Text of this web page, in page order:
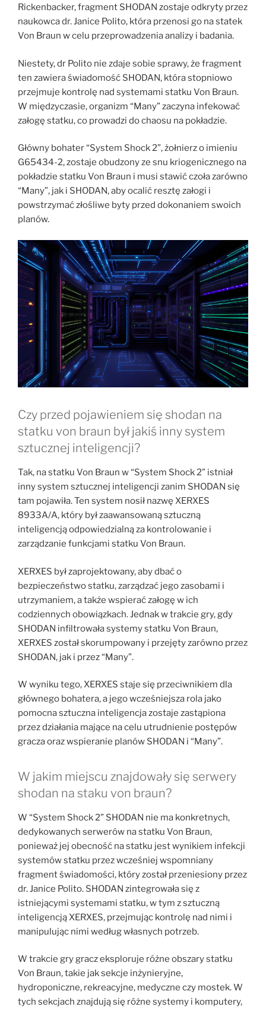
Rickenbacker, fragment SHODAN zostaje odkryty przez
naukowca dr. Janice Polito, która przenosi go na statek
Von Braun w celu przeprowadzenia analizy i badania.
Niestety, dr Polito nie zdaje sobie sprawy, że fragment
ten zawiera świadomość SHODAN, która stopniowo
przejmuje kontrolę nad systemami statku Von Braun.
W międzyczasie, organizm “Many” zaczyna infekować
załogę statku, co prowadzi do chaosu na pokładzie.
Główny bohater “System Shock 2”, żołnierz o imieniu
G65434-2, zostaje obudzony ze snu kriogenicznego na
pokładzie statku Von Braun i musi stawić czoła zarówno
“Many”, jak i SHODAN, aby ocalić resztę załogi i
powstrzymać złośliwe byty przed dokonaniem swoich
planów.
Czy przed pojawieniem się shodan na
statku von braun był jakiś inny system
sztucznej inteligencji?
Tak, na statku Von Braun w “System Shock 2” istniał
inny system sztucznej inteligencji zanim SHODAN się
tam pojawiła. Ten system nosił nazwę XERXES
8933A/A, który był zaawansowaną sztuczną
inteligencją odpowiedzialną za kontrolowanie i
zarządzanie funkcjami statku Von Braun.
XERXES był zaprojektowany, aby dbać o
bezpieczeństwo statku, zarządzać jego zasobami i
utrzymaniem, a także wspierać załogę w ich
codziennych obowiązkach. Jednak w trakcie gry, gdy
SHODAN infiltrowała systemy statku Von Braun,
XERXES został skorumpowany i przejęty zarówno przez
SHODAN, jak i przez “Many”.
W wyniku tego, XERXES staje się przeciwnikiem dla
głównego bohatera, a jego wcześniejsza rola jako
pomocna sztuczna inteligencja zostaje zastąpiona
przez działania mające na celu utrudnienie postępów
gracza oraz wspieranie planów SHODAN i “Many”.
W jakim miejscu znajdowały się serwery
shodan na staku von braun?
W “System Shock 2” SHODAN nie ma konkretnych,
dedykowanych serwerów na statku Von Braun,
ponieważ jej obecność na statku jest wynikiem infekcji
systemów statku przez wcześniej wspomniany
fragment świadomości, który został przeniesiony przez
dr. Janice Polito. SHODAN zintegrowała się z
istniejącymi systemami statku, w tym z sztuczną
inteligencją XERXES, przejmując kontrolę nad nimi i
manipulując nimi według własnych potrzeb.
W trakcie gry gracz eksploruje różne obszary statku
Von Braun, takie jak sekcje inżynieryjne,
hydroponiczne, rekreacyjne, medyczne czy mostek. W
tych sekcjach znajdują się różne systemy i komputery,